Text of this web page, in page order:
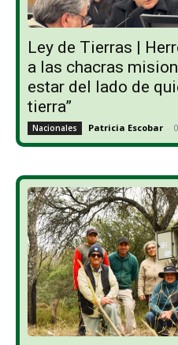
Ley de Tierras |
a las chacras
estar del lado de
tierra”
Nacionales Patricia Escobar -